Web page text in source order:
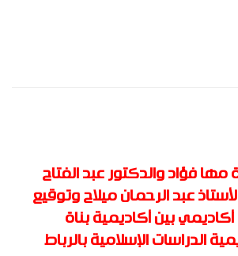
مها فؤاد والدكتور عبد الفتاح
عبد الرحمان ميلاح وتوقيع
بين أكاديمية بناة
الدراسات الإسلامية بالرباط